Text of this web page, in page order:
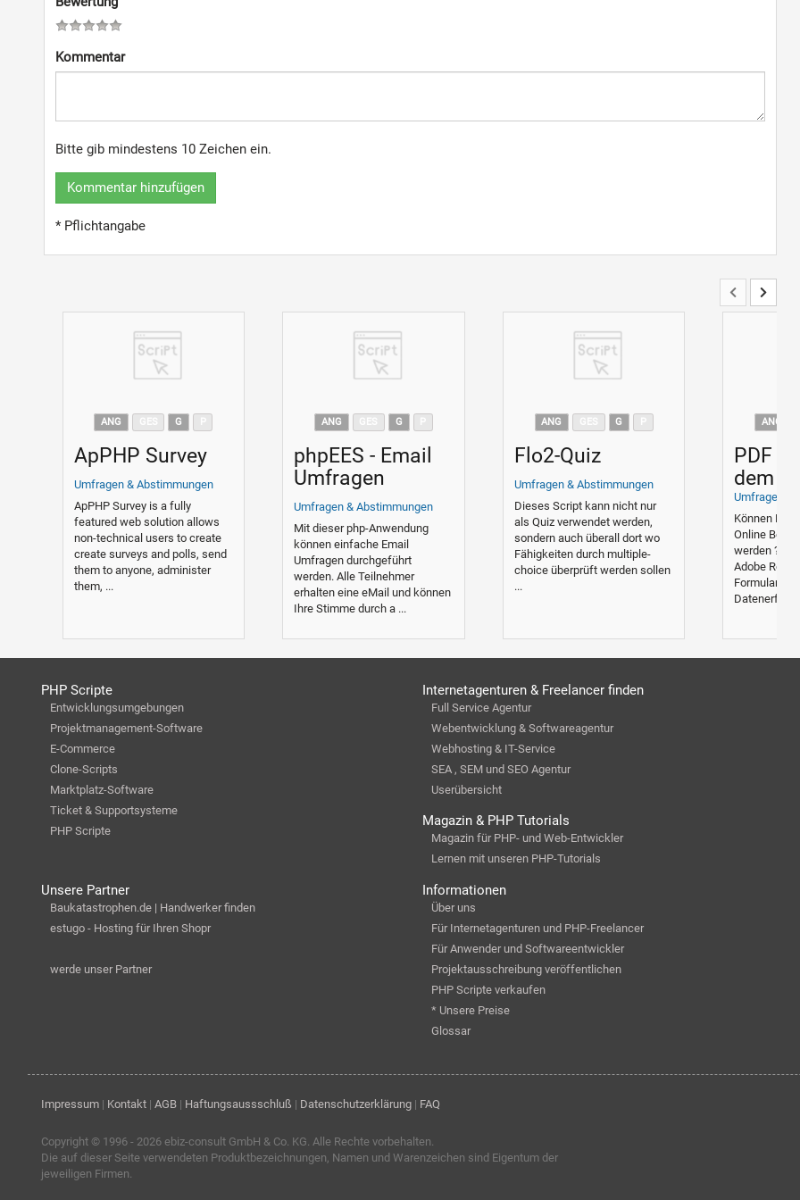
Kommentar
Bitte gib mindestens 10 Zeichen ein.
Kommentar hinzufügen
* Pflichtangabe
ANG G
ApPHP Survey
Umfragen & Abstimmungen
ApPHP Survey is a fully
featured web solution allows
non-technical users to create
create surveys and polls, send
them to anyone, administer
them, ...
ANG G
phpEES - Email
Umfragen
Umfragen & Abstimmungen
Mit dieser php-Anwendung
können einfache Email
Umfragen durchgeführt
werden. Alle Teilnehmer
erhalten eine eMail und können
Ihre Stimme durch a ...
ANG G
Flo2-Quiz
Umfragen & Abstimmungen
Dieses Script kann nicht nur
als Quiz verwendet werden,
sondern auch überall dort wo
Fähigkeiten durch multiple-
choice überprüft werden sollen
...
ANG
PDF
dem
Reader
Umfragen &
Können
Online
werden ? Im
Adobe
Formulare
Datenerfa ...
PHP Scripte
Entwicklungsumgebungen
Projektmanagement-Software
E-Commerce
Clone-Scripts
Marktplatz-Software
Ticket & Supportsysteme
PHP Scripte
Internetagenturen & Freelancer finden
Full Service Agentur
Webentwicklung & Softwareagentur
Webhosting & IT-Service
SEA , SEM und SEO Agentur
Userübersicht
Magazin & PHP Tutorials
Magazin für PHP- und Web-Entwickler
Lernen mit unseren PHP-Tutorials
Unsere Partner
Baukatastrophen.de | Handwerker finden
estugo - Hosting für Ihren Shopr
werde unser Partner
Informationen
Über uns
Für Internetagenturen und PHP-Freelancer
Für Anwender und Softwareentwickler
Projektausschreibung veröffentlichen
PHP Scripte verkaufen
* Unsere Preise
Glossar
Impressum| Kontakt| AGB| Haftungsaussschluß | Datenschutzerklärung| FAQ
Copyright © 1996 - 2026 ebiz-consult GmbH & Co. KG. Alle Rechte vorbehalten.
Die auf dieser Seite verwendeten Produktbezeichnungen, Namen und Warenzeichen sind Eigentum der
jeweiligen Firmen.